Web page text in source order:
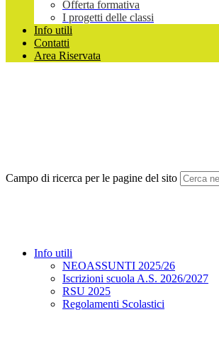
Offerta formativa
I progetti delle classi
Info utili
Contatti
Area Riservata
Campo di ricerca per le pagine del sito
Info utili
NEOASSUNTI 2025/26
Iscrizioni scuola A.S. 2026/2027
RSU 2025
Regolamenti Scolastici